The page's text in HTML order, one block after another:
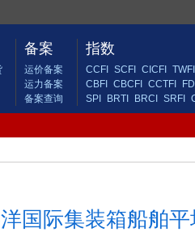
备案
运价备案
运力备案
备案查询
指数
CCFI SCFI CICFI TWFI
CBFI
CBCFI CCTFI FDI
SPI
BRTI BRCI SRFI
国际集装箱船舶